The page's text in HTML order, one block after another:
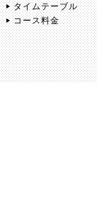
タイムテーブル
コース料金